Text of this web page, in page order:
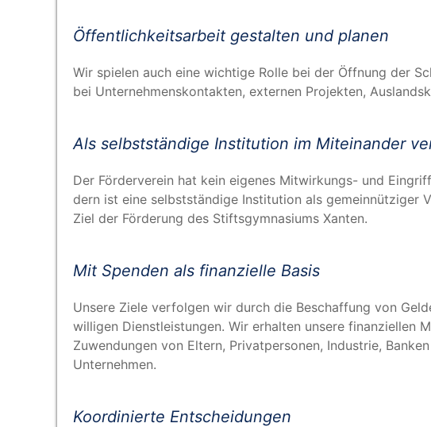
Öffent­lich­keits­ar­beit gestal­ten und planen
Wir spie­len auch eine wich­ti­ge Rol­le bei der Öff­nung der
bei Unter­neh­mens­kon­tak­ten, exter­nen Pro­jek­ten,
Als selbst­stän­di­ge Insti­tu­ti­on im Mit­ein­an­der
Der För­der­ver­ein hat kein eige­nes Mit­wir­kungs- und
dern ist eine selbst­stän­di­ge Insti­tu­ti­on als gemein­nüt­zi­ger
Ziel der För­de­rung des Stifts­gym­na­si­ums Xanten.
Mit Spen­den als finan­zi­el­le Basis
Unse­re Zie­le ver­fol­gen wir durch die Beschaf­fung von
wil­li­gen Dienst­leis­tun­gen. Wir erhal­ten unse­re finan­zi­el­len
Zuwen­dun­gen von Eltern, Pri­vat­per­so­nen, Indus­trie,
Unternehmen.
Koor­di­nier­te Entscheidungen